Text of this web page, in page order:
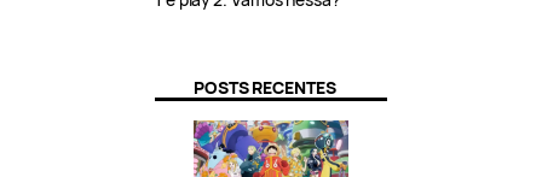
POSTS RECENTES